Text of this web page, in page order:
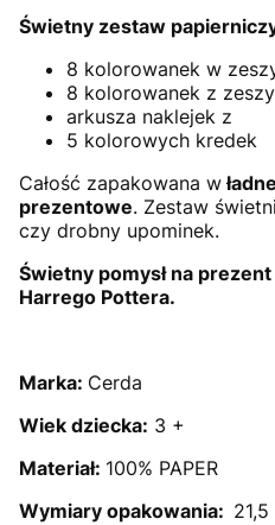
Świetny zestaw
8 kolorowanek w
8 kolorowanek z
arkusza naklejek z
5 kolorowych kredek
Całość zapakowana w
prezentowe. Zestaw
czy drobny upominek.
Świetny pomysł na
Harrego Pottera.
Marka: Cerda
Wiek dziecka: 3 +
Materiał: 100% PAPER
Wymiary opakowania: